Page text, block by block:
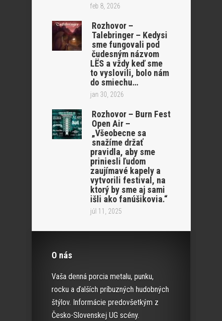
feb 8, 2026
Rozhovor –
Talebringer – Kedysi
sme fungovali pod
čudesným názvom
LËS a vždy keď sme
to vyslovili, bolo nám
do smiechu…
jan 30, 2026
Rozhovor – Burn Fest
Open Air –
„Všeobecne sa
snažíme držať
pravidla, aby sme
priniesli ľudom
zaujímavé kapely a
vytvorili festival, na
ktorý by sme aj sami
išli ako fanúšikovia.“
júl 11, 2025
O nás
Vaša denná porcia metalu, punku,
rocku a ďalších príbuzných hudobných
štýlov. Informácie predovšetkým z
Česko-Slovenskej UG scény.